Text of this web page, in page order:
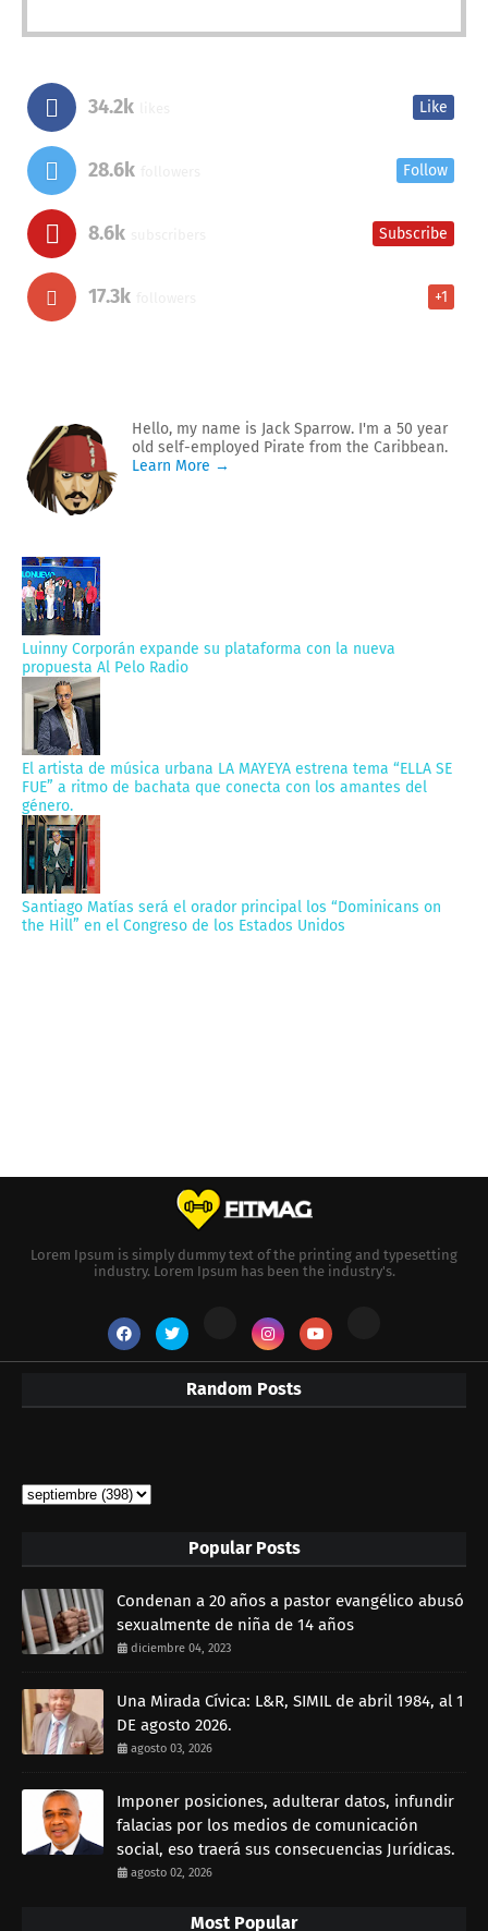
34.2k Like
28.6k Follow
8.6k Subscribe
17.3k +1
Hello, my name is Jack Sparrow. I'm a 50 year
old self-employed Pirate from the Caribbean.
Learn More →
Luinny Corporán expande su plataforma con la nueva
propuesta Al Pelo Radio
El artista de música urbana LA MAYEYA estrena tema “ELLA SE
FUE” a ritmo de bachata que conecta con los amantes del
género.
Santiago Matías será el orador principal los “Dominicans on
the Hill” en el Congreso de los Estados Unidos
Lorem Ipsum is simply dummy text of the printing and typesetting
industry. Lorem Ipsum has been the industry's.
Random Posts
Popular Posts
Condenan a 20 años a pastor evangélico abusó
sexualmente de niña de 14 años
diciembre 04, 2023
Una Mirada Cívica: L&R, SIMIL de abril 1984, al 1
DE agosto 2026.
agosto 03, 2026
Imponer posiciones, adulterar datos, infundir
falacias por los medios de comunicación
social, eso traerá sus consecuencias Jurídicas.
agosto 02, 2026
Most Popular